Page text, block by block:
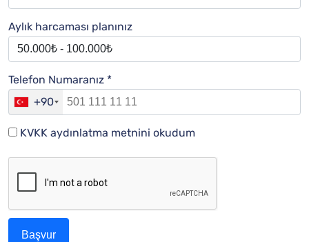
Aylık harcaması planınız
Telefon Numaranız *
+90
KVKK aydınlatma metnini okudum
Başvur